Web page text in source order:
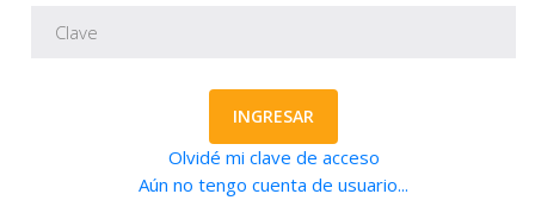
INGRESAR
Olvidé mi clave de acceso
Aún no tengo cuenta de usuario...